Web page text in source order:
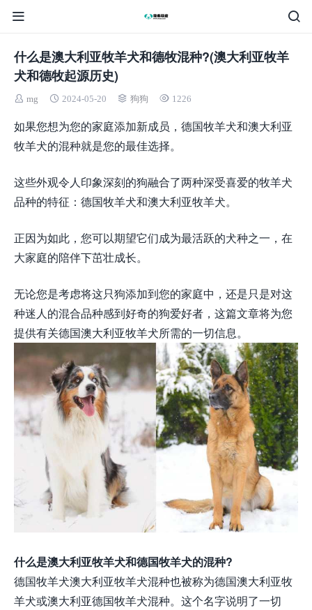
什么是澳大利亚牧羊犬和德牧混种?(澳大利亚牧羊
犬和德牧起源历史)
mg 2024-05-20 狗狗 1226
如果您想为您的家庭添加新成员，德国牧羊犬和澳大利亚
牧羊犬的混种就是您的最佳选择。
这些外观令人印象深刻的狗融合了两种深受喜爱的牧羊犬
品种的特征：德国牧羊犬和澳大利亚牧羊犬。
正因为如此，您可以期望它们成为最活跃的犬种之一，在
大家庭的陪伴下茁壮成长。
无论您是考虑将这只狗添加到您的家庭中，还是只是对这
种迷人的混合品种感到好奇的狗爱好者，这篇文章将为您
提供有关德国澳大利亚牧羊犬所需的一切信息。
什么是澳大利亚牧羊犬和德国牧羊犬的混种?
德国牧羊犬澳大利亚牧羊犬混种也被称为德国澳大利亚牧
羊犬或澳大利亚德国牧羊犬混种。这个名字说明了一切